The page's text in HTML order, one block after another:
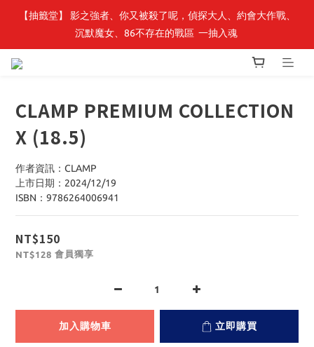
最新開賣🔥「全知讀者視角」 周邊商品
【抽籤堂】 影之強者、你又被殺了呢，偵探大人、約會大作戰、
沉默魔女、86不存在的戰區  一抽入魂
CLAMP PREMIUM COLLECTION
X (18.5)
作者資訊：CLAMP
上市日期：2024/12/19
ISBN：9786264006941
NT$150
NT$128 會員獨享
加入購物車 立即購買